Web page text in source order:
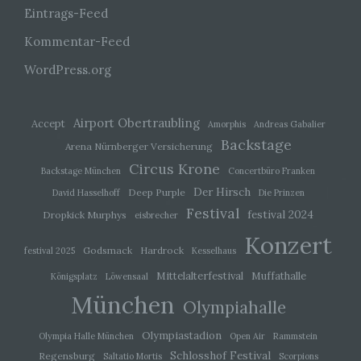
Eintrags-Feed
Kommentar-Feed
WordPress.org
Accept Airport Obertraubling Amorphis Andreas Gabalier
Arena Nürnberger Versicherung Backstage
Backstage München Circus Krone
Concertbüro Franken
David Hasselhoff
Deep Purple Der Hirsch Die Prinzen
Dropkick Murphys eisbrecher Festival festival 2024
festival 2025 Godsmack Hardrock Kesselhaus Konzert
Königsplatz Löwensaal Mittelalterfestival Muffathalle
München Olympiahalle
Olympia Halle München Olympiastadion Open Air Rammstein
Regensburg Saltatio Mortis Schlosshof Festival Scorpions
Einschränkung der Verarbeitung ist die
Markierung gespeicherter personenbezogener
e) Profiling
Profiling ist jede Art der automatisierten
darin besteht, dass diese personenbezogenen
persönliche Aspekte, die sich auf eine natürliche
um Aspekte bezüglich Arbeitsleistung,
wirtschaftlicher Lage, Gesundheit, persönlicher
Vorlieben, Interessen, Zuverlässigkeit, Verhalten,
Aufenthaltsort oder Ortswechsel dieser
vorherzusagen.